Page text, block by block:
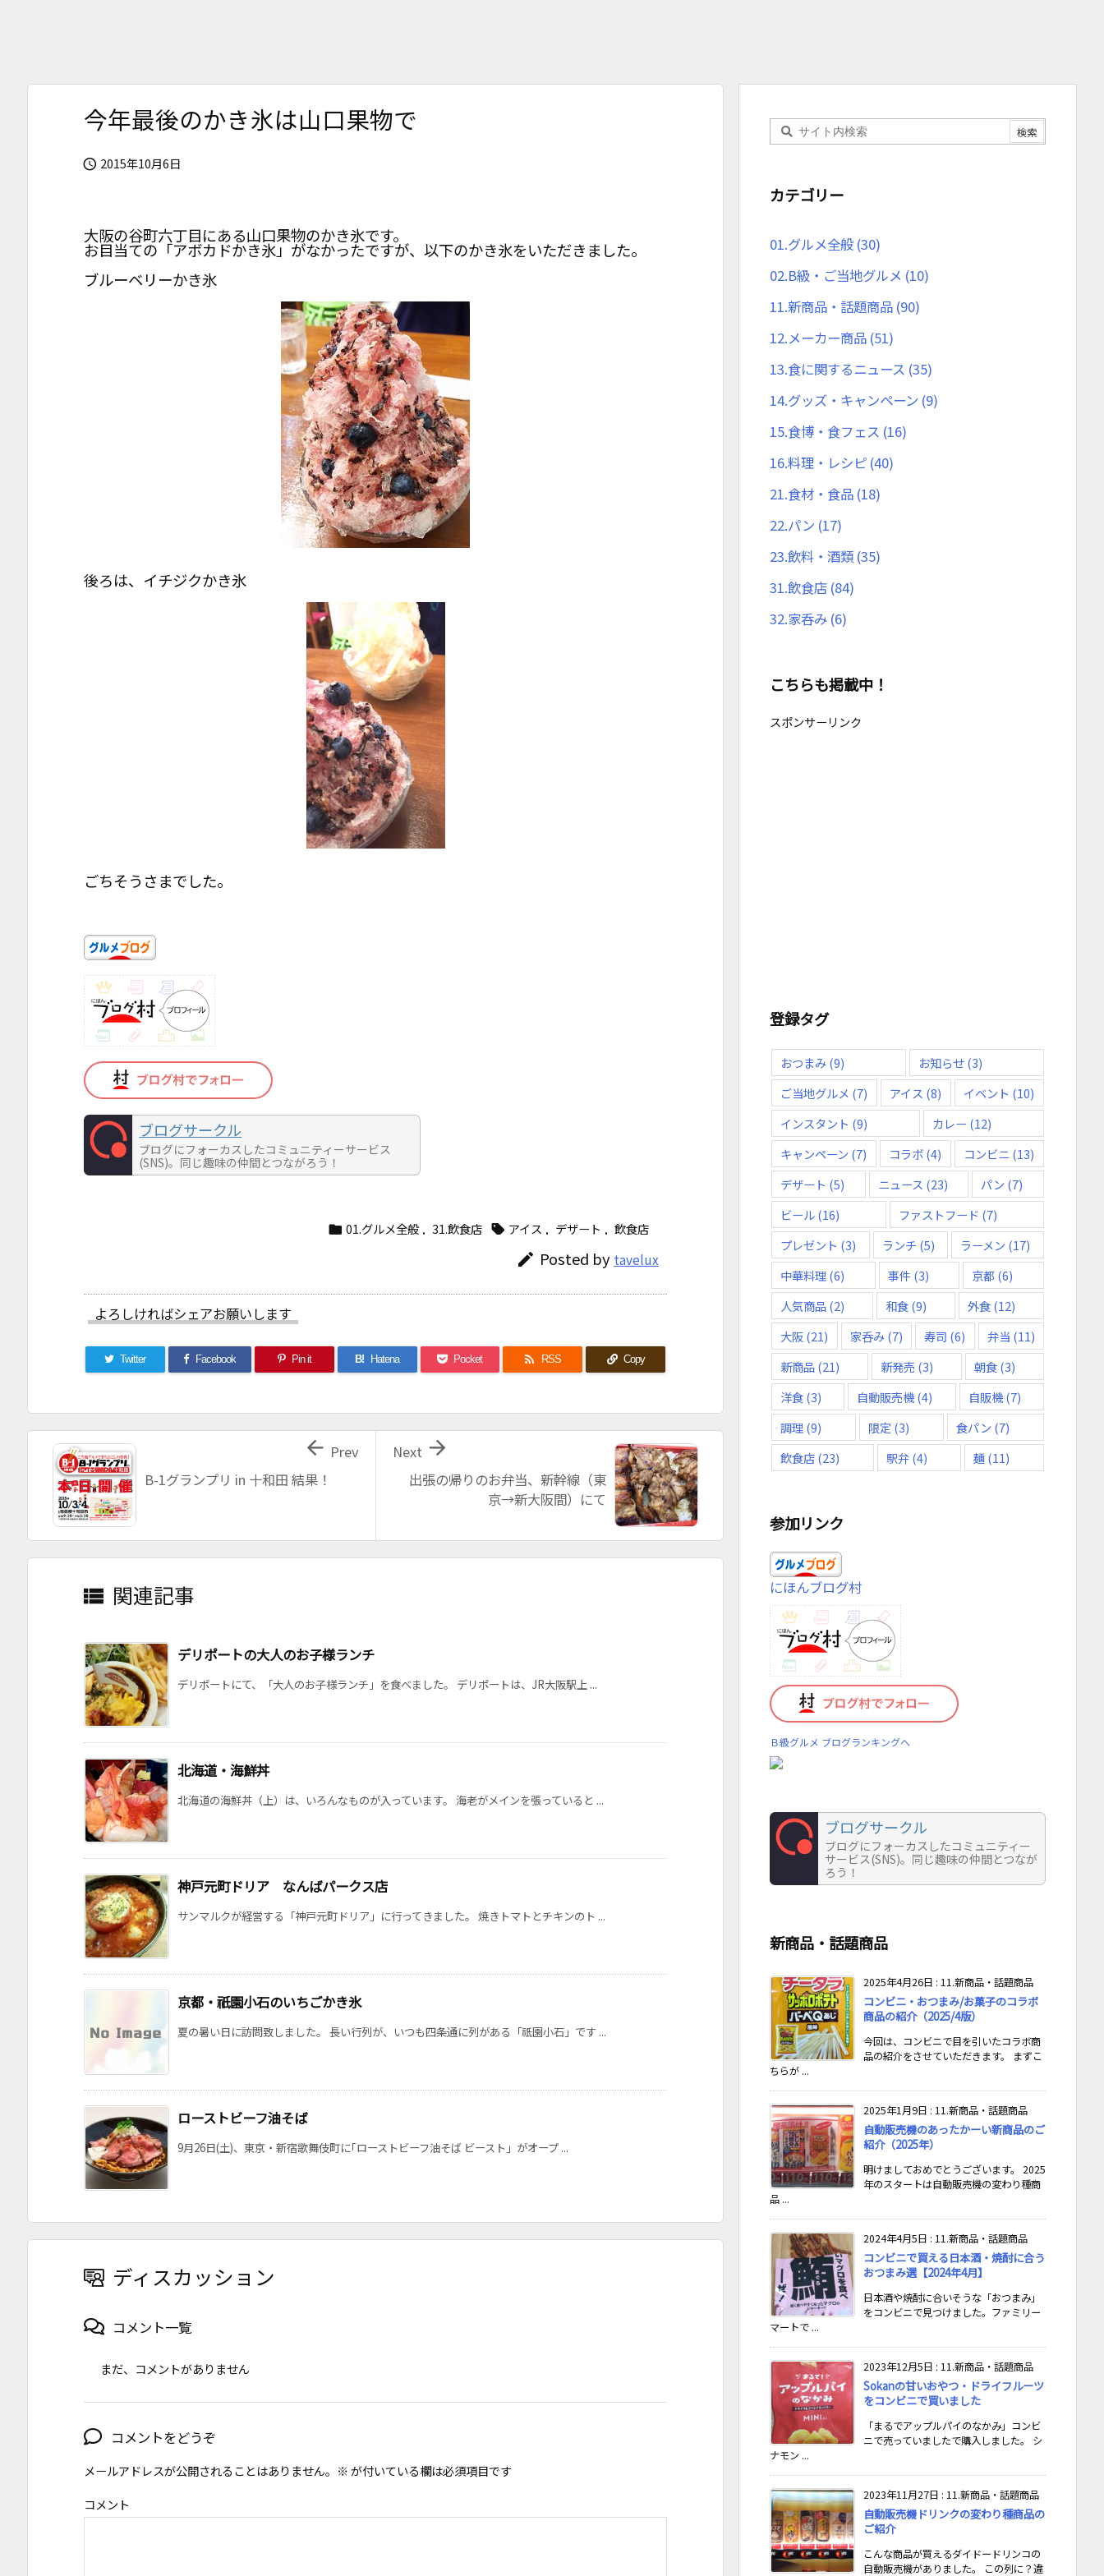
今年最後のかき氷は山口果物で
 2015年10月6日
大阪の谷町六丁目にある山口果物のかき氷です。
お目当ての「アボカドかき氷」がなかったですが、以下のかき氷をいただきました。
ブルーベリーかき氷
後ろは、イチジクかき氷
ごちそうさまでした。
ブログサークル
ブログにフォーカスしたコミュニティーサービス
(SNS)。同じ趣味の仲間とつながろう！
 01.グルメ全般 , 31.飲食店  アイス , デザート , 飲食店
 Posted by tavelux
よろしければシェアお願いします
Twitter Facebook Pin it B! Hatena Pocket  RSS Copy
出張の帰りのお弁当、新幹線（東
京→新大阪間）にて

Next
B-1グランプリ in 十和田 結果！
 Prev
 関連記事
デリポートの大人のお子様ランチ
デリポートにて、「大人のお子様ランチ」を食べました。 デリポートは、JR大阪駅上 ...
北海道・海鮮丼
北海道の海鮮丼（上）は、いろんなものが入っています。 海老がメインを張っていると ...
神戸元町ドリア なんばパークス店
サンマルクが経営する「神戸元町ドリア」に行ってきました。 焼きトマトとチキンのト ...
京都・祇園小石のいちごかき氷
夏の暑い日に訪問致しました。 長い行列が、いつも四条通に列がある「祇園小石」です ...
ローストビーフ油そば
9月26日(土)、東京・新宿歌舞伎町に｢ローストビーフ油そば ビースト」がオープ ...
ディスカッション
コメント一覧
まだ、コメントがありません
コメントをどうぞ
メールアドレスが公開されることはありません。 ※が付いている欄は必須項目です
コメント
カテゴリー
01.グルメ全般 (30)
02.B級・ご当地グルメ (10)
11.新商品・話題商品 (90)
12.メーカー商品 (51)
13.食に関するニュース (35)
14.グッズ・キャンペーン (9)
15.食博・食フェス (16)
16.料理・レシピ (40)
21.食材・食品 (18)
22.パン (17)
23.飲料・酒類 (35)
31.飲食店 (84)
32.家呑み (6)
こちらも掲載中！
スポンサーリンク
登録タグ
おつまみ(9) お知らせ(3)
ご当地グルメ (7) アイス (8) イベント (10)
インスタント (9) カレー (12)
キャンペーン (7) コラボ(4) コンビニ (13)
デザート (5) ニュース (23) パン (7)
ビール(16) ファストフード (7)
プレゼント (3) ランチ (5) ラーメン (17)
中華料理(6) 事件 (3) 京都 (6)
人気商品(2) 和食(9) 外食(12)
大阪(21) 家呑み(7) 寿司 (6) 弁当 (11)
新商品(21) 新発売 (3) 朝食(3)
洋食(3) 自動販売機(4) 自販機(7)
調理(9) 限定 (3) 食パン (7)
飲食店(23) 駅弁(4) 麺(11)
参加リンク
にほんブログ村
Ｂ級グルメ ブログランキングへ
ブログサークル
ブログにフォーカスしたコミュニティー
サービス(SNS)。同じ趣味の仲間とつなが
ろう！
新商品・話題商品
2025年4月26日 : 11.新商品・話題商品
コンビニ・おつまみ/お菓子のコラボ
商品の紹介（2025/4版）
今回は、コンビニで目を引いたコラボ商
品の紹介をさせていただきます。 まずこ
ちらが ...
2025年1月9日 : 11.新商品・話題商品
自動販売機のあったかーい新商品のご
紹介（2025年）
明けましておめでとうございます。 2025
年のスタートは自動販売機の変わり種商
品 ...
2024年4月5日 : 11.新商品・話題商品
コンビニで買える日本酒・焼酎に合う
おつまみ選【2024年4月】
日本酒や焼酎に合いそうな「おつまみ」
をコンビニで見つけました。ファミリー
マートで ...
2023年12月5日 : 11.新商品・話題商品
Sokanの甘いおやつ・ドライフルーツ
をコンビニで買いました
「まるでアップルパイのなかみ」コンビ
ニで売っていましたで購入しました。 シ
ナモン ...
2023年11月27日 : 11.新商品・話題商品
自動販売機ドリンクの変わり種商品の
ご紹介
こんな商品が買えるダイドードリンコの
自動販売機がありました。 この列に？違